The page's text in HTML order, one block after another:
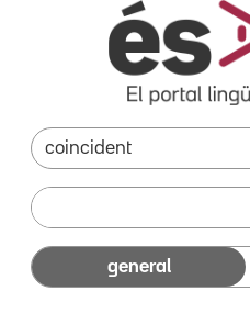
general